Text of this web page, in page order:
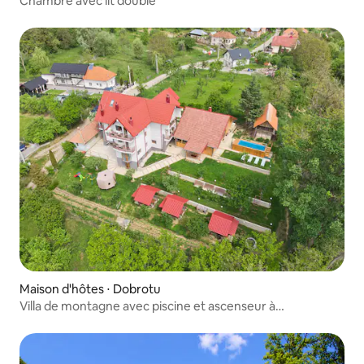
Maison d'hôtes ⋅ Dobrotu
Villa de montagne avec piscine et ascenseur à